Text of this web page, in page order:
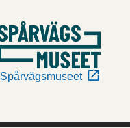
Spårvägsmuseet